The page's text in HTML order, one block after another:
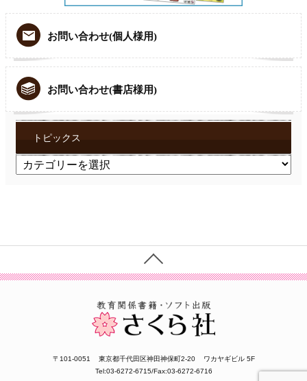
お問い合わせ(個人様用)
お問い合わせ(書店様用)
トピックス
ト
〒101-0051 東京都千代田区神田神保町2-20
ワカヤギビル 5F
Tel:03-6272-6715/Fax:03-6272-6716